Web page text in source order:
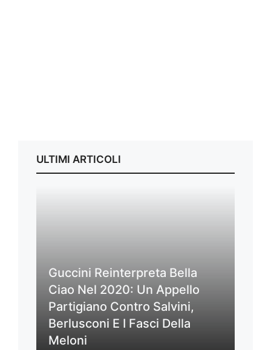
ULTIMI ARTICOLI
Guccini Reinterpreta Bella
Ciao Nel 2020: Un Appello
Partigiano Contro Salvini,
Berlusconi E I Fasci Della
Meloni